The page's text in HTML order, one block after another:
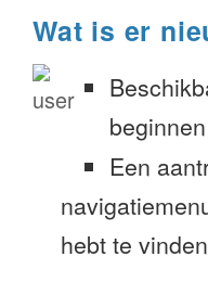
Wat is er
Een
hebt te